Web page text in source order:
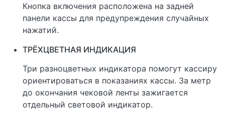
Кнопка включения расположена на задней
панели кассы для предупреждения случайных
нажатий.
ТРЁХЦВЕТНАЯ ИНДИКАЦИЯ
Три разноцветных индикатора помогут кассиру
ориентироваться в показаниях кассы. За метр
до окончания чековой ленты зажигается
отдельный световой индикатор.